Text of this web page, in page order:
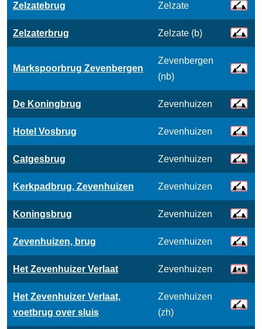
Zelzatebrug Zelzate
Zelzaterbrug Zelzate (b)
Markspoorbrug Zevenbergen
Zevenbergen
(nb)
De Koningbrug Zevenhuizen
Hotel Vosbrug Zevenhuizen
Catgesbrug Zevenhuizen
Kerkpadbrug, Zevenhuizen Zevenhuizen
Koningsbrug Zevenhuizen
Zevenhuizen, brug Zevenhuizen
Het Zevenhuizer Verlaat Zevenhuizen
Het Zevenhuizer Verlaat,
voetbrug over sluis
Zevenhuizen
(zh)